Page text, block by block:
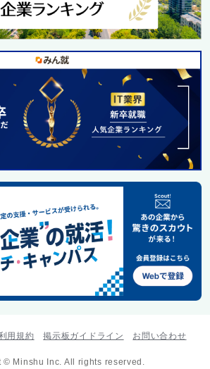
用規約 掲示板ガイドライン お問い合わせ
© Minshu Inc. All rights reserved.